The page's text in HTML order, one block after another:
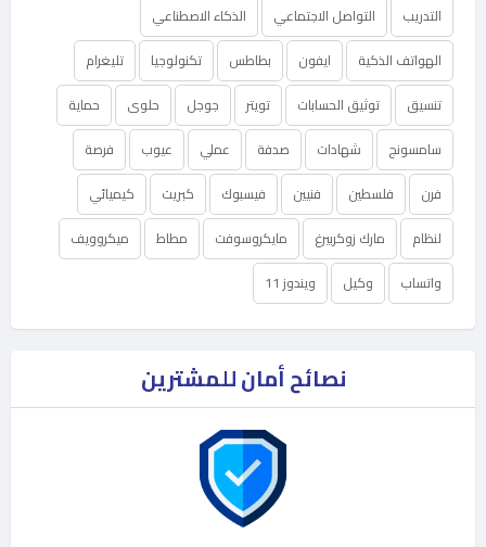
التدريب
التواصل الاجتماعي
الذكاء الاصطناعي
الهواتف الذكية
ايفون بطاطس تكنولوجيا
تليغرام
تنسيق
توثيق الحسابات تويتر جوجل حلوى
حماية
سامسونج
شهادات صدفة عملي عيوب
فرصة
فرن
فلسطين فنيين فيسبوك كبريت
كيميائي
لنظام
مارك زوكربيرغ مايكروسوفت مطاط
ميكروويف
واتساب
وكيل ويندوز 11
نصائح أمان للمشترين